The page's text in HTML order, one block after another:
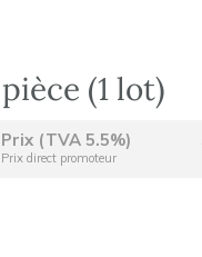
(1 lot)
Prix (TVA 5.5%)
Prix direct promoteur